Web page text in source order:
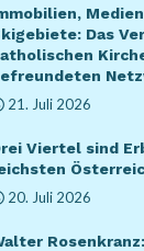
Das
21. Juli 2026
Viertel sind
20. Juli 2026